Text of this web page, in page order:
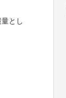
とし